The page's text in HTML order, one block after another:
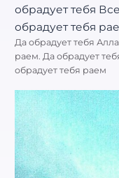
Да обрадует тебя
раем. Да обрадует
обрадует тебя раем